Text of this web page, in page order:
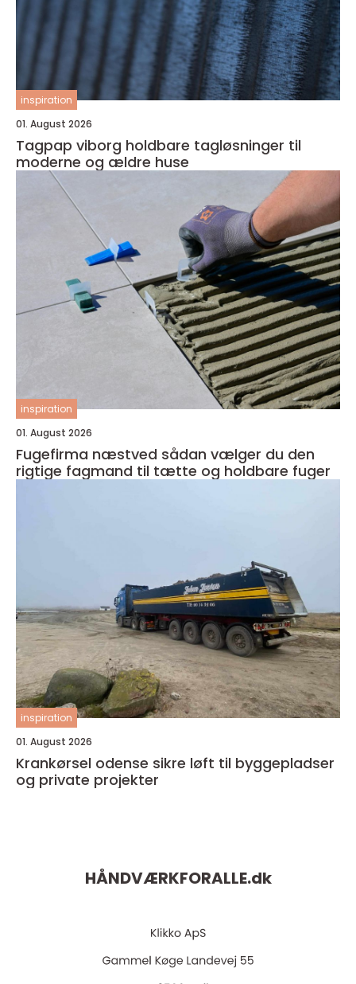
inspiration
01. August 2026
Tagpap viborg holdbare tagløsninger til
moderne og ældre huse
inspiration
01. August 2026
Fugefirma næstved sådan vælger du den
rigtige fagmand til tætte og holdbare fuger
inspiration
01. August 2026
Krankørsel odense sikre løft til byggepladser
og private projekter
HÅNDVÆRKFORALLE.dk